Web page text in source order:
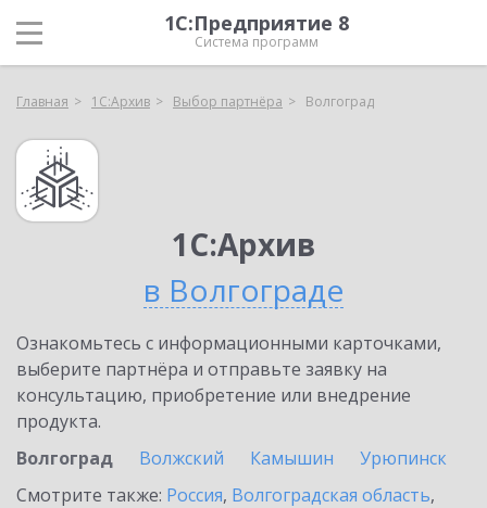
1С:Предприятие 8
Система программ
Главная 1С:Архив Выбор партнёра Волгоград
1С:Архив
в Волгограде
Ознакомьтесь с информационными карточками,
выберите партнёра и отправьте заявку на
консультацию, приобретение или внедрение
продукта.
Волгоград
Волжский Камышин
Урюпинск
Смотрите также: Россия, Волгоградская область,